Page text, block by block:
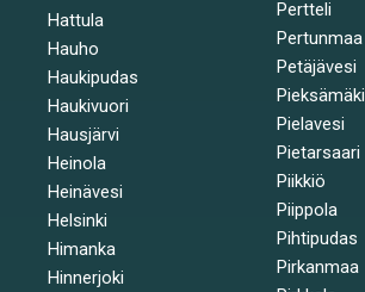
Hattula
Hauho
Haukipudas
Haukivuori
Hausjärvi
Heinola
Heinävesi
Helsinki
Himanka
Hinnerjoki
Pertteli
Pertunmaa
Petäjävesi
Pieksämäki
Pielavesi
Pietarsaari
Piikkiö
Piippola
Pihtipudas
Pirkanmaa